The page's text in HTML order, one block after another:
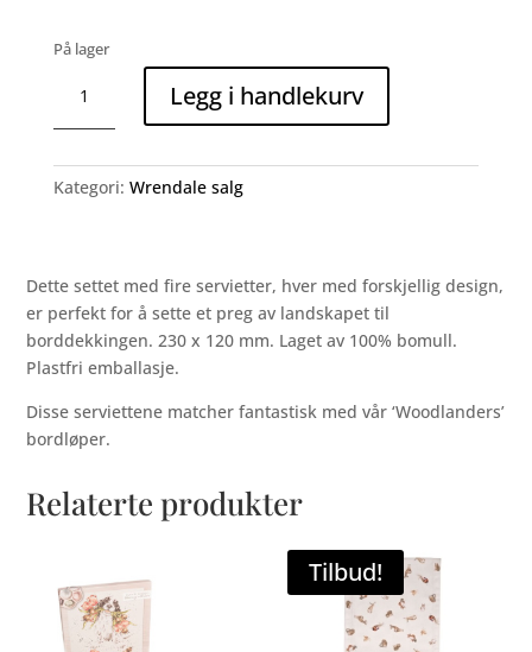
På lager
med
4
Woodlanders
Legg i handlekurv
Kategori: Wrendale salg
Dette settet med fire servietter, hver med forskjellig design,
er perfekt for å sette et preg av landskapet til
borddekkingen. 230 x 120 mm. Laget av 100% bomull.
Plastfri emballasje.
Disse serviettene matcher fantastisk med vår ‘Woodlanders’
bordløper.
Relaterte produkter
Tilbud!